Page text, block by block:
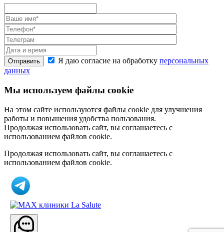
Отправить Я даю согласие на обработку персональных
данных
Мы используем файлы cookie
На этом сайте используются файлы cookie для улучшения
работы и повышения удобства пользования.
Продолжая использовать сайт, вы соглашаетесь с
использованием файлов cookie.
Продолжая использовать сайт, вы соглашаетесь с
использованием файлов cookie.